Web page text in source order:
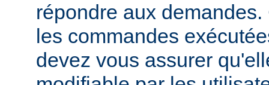
répondre aux
les commandes
devez vous assurer